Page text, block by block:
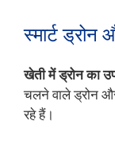
स्मार्ट ड्रोन
खेती में ड्रोन का
चलने वाले ड्रोन
रहे हैं।